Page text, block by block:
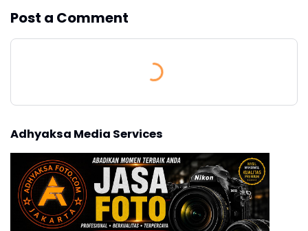
Post a Comment
Adhyaksa Media Services